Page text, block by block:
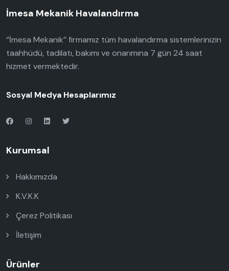
İmesa Mekanik Havalandırma
‘’İmesa Mekanik’’ firmamız tüm havalandırma sistemlerinizin
taahhüdü, tadilatı, bakımı ve onarımına 7 gün 24 saat
hizmet vermektedir.
Sosyal Medya Hesaplarımız
Kurumsal
Hakkımızda
K.V.K.K
Çerez Politikası
İletişim
Ürünler